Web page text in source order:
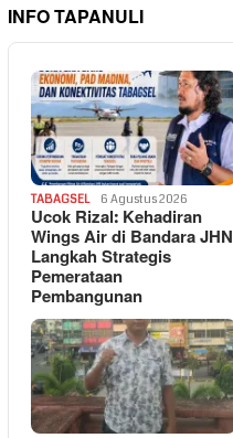
INFO TAPANULI
TABAGSEL 6 Agustus 2026
Ucok Rizal: Kehadiran
Wings Air di Bandara JHN
Langkah Strategis
Pemerataan
Pembangunan